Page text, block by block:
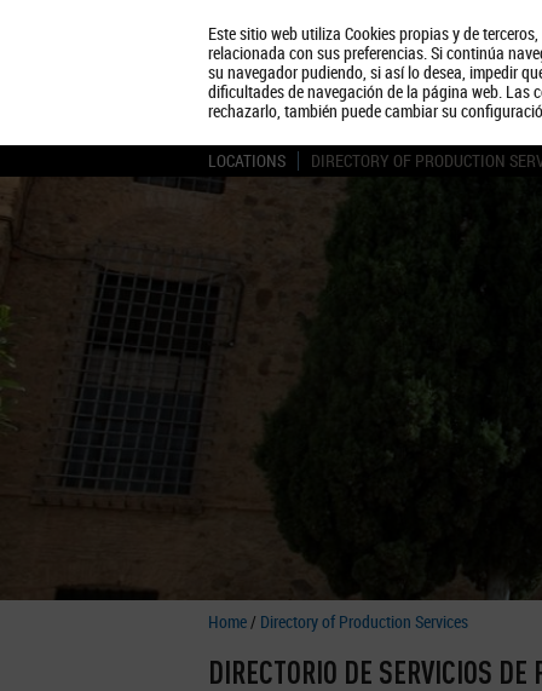
Este sitio web utiliza Cookies propias y de
relacionada con sus preferencias. Si continúa
su navegador pudiendo, si así lo desea, impedir
dificultades de navegación de la página web. Las
rechazarlo, también puede cambiar su
LOCATIONS DIRECTORY OF PRODUCTION
Home/ Directory of Production Services
DIRECTORIO DE SERVICIOS DE